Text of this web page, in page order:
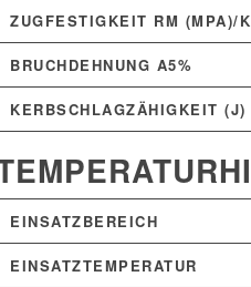
ZUGFESTIGKEIT RM (MPA)/
BRUCHDEHNUNG A5%
KERBSCHLAGZÄHIGKEIT (J)
EINSATZBEREICH
EINSATZTEMPERATUR